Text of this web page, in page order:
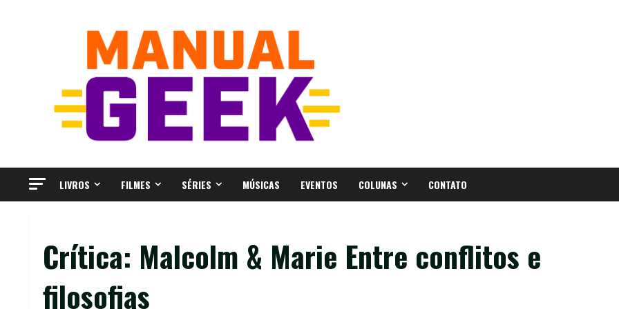
LIVROS FILMES SÉRIES MÚSICAS EVENTOS COLUNAS CONTATO
Crítica: Malcolm & Marie Entre conflitos e
filosofias